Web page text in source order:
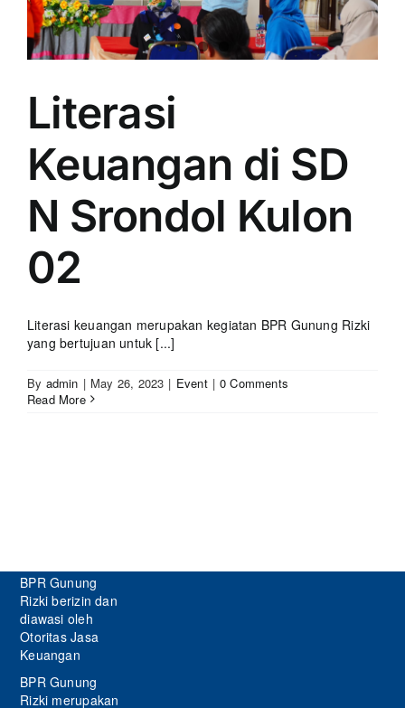
Literasi
Keuangan di SD
N Srondol Kulon
02
Literasi keuangan merupakan kegiatan BPR Gunung Rizki
yang bertujuan untuk [...]
By admin | May 26, 2023 | Event | 0 Comments
Read More
BPR Gunung
Rizki berizin dan
diawasi oleh
Otoritas Jasa
Keuangan
BPR Gunung
Rizki merupakan